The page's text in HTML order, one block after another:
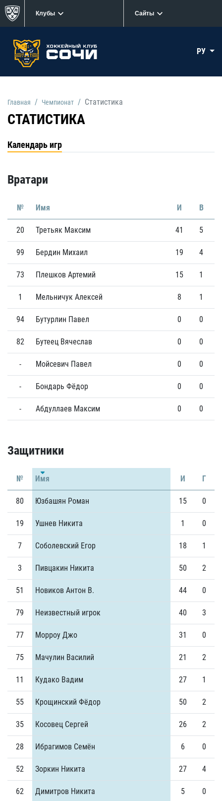
Клубы Сайты
РУ
Главная Чемпионат Статистика
СТАТИСТИКА
Календарь игр
Вратари
№ Имя И В
20 Третьяк Максим 41 5
99 Бердин Михаил 19 4
73 Плешков Артемий 15 1
1 Мельничук Алексей 8 1
94 Бутурлин Павел 0 0
82 Бутеец Вячеслав 0 0
- Мойсевич Павел 0 0
- Бондарь Фёдор 0 0
- Абдуллаев Максим 0 0
Защитники
№ Имя И Г
80 Юзбашян Роман 15 0
19 Ушнев Никита 1 0
7 Соболевский Егор 18 1
3 Пивцакин Никита 50 2
51 Новиков Антон В. 44 0
79 Неизвестный игрок 40 3
77 Морроу Джо 31 0
75 Мачулин Василий 21 2
11 Кудако Вадим 27 1
55 Крощинский Фёдор 50 2
35 Косовец Сергей 26 2
28 Ибрагимов Семён 6 0
52 Зоркин Никита 27 4
62 Димитров Никита 5 0